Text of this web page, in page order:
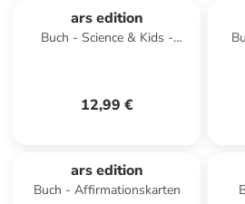
ars edition
Buch - Science & Kids -
12,99 €
ars edition
Buch - Affirmationskarten